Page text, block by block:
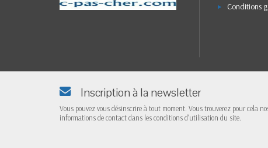
Conditions
Inscription à la newsletter
Vous pouvez vous désinscrire à tout moment. Vous trouverez pour cela
informations de contact dans les conditions d'utilisation du site.